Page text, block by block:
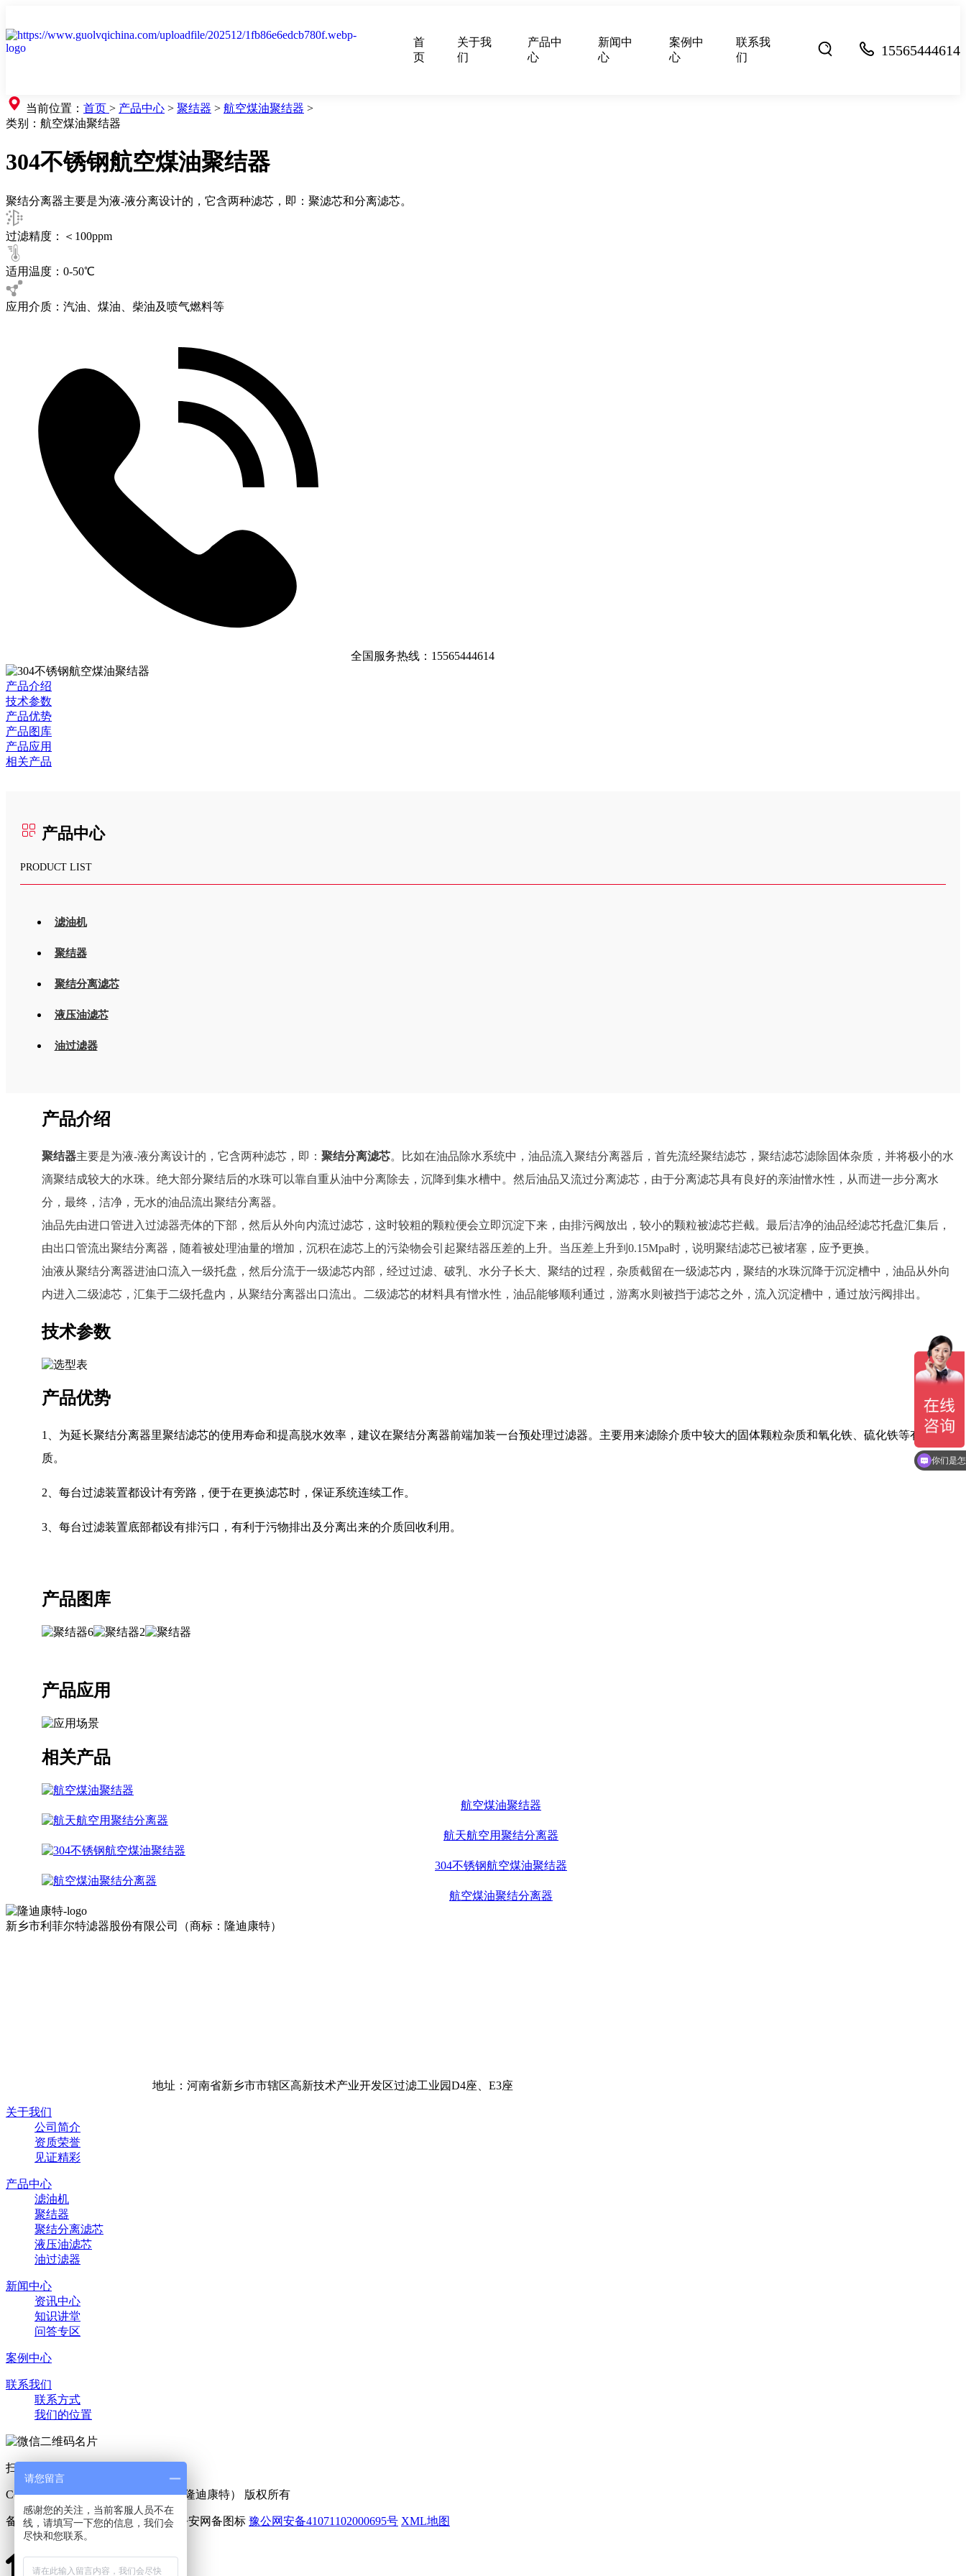
首
页
关于我
们
产品中
心
新闻中
心
案例中
心
联系我
们
15565444614
当前位置： 首页 > 产品中心 > 聚结器 > 航空煤油聚结器 >
类别： 航空煤油聚结器
304不锈钢航空煤油聚结器
聚结分离器主要是为液-液分离设计的，它含两种滤芯，即：聚滤芯和分离滤芯。
过滤精度：＜100ppm
适用温度：0-50℃
应用介质：汽油、煤油、柴油及喷气燃料等
全国服务热线： 15565444614
产品介绍
技术参数
产品优势
产品图库
产品应用
相关产品
产品中心
PRODUCT LIST
滤油机
聚结器
聚结分离滤芯
液压油滤芯
油过滤器
产品介绍
聚结器主要是为液-液分离设计的，它含两种滤芯，即： 聚结分离滤芯。比如在油品除水系统中，油品流入聚结分离器后，首先流经聚结滤芯，聚结滤芯滤除固体杂质，并将极小的水
滴聚结成较大的水珠。绝大部分聚结后的水珠可以靠自重从油中分离除去，沉降到集水槽中。然后油品又流过分离滤芯，由于分离滤芯具有良好的亲油憎水性，从而进一步分离水
分，最终，洁净，无水的油品流出聚结分离器。
油品先由进口管进入过滤器壳体的下部，然后从外向内流过滤芯，这时较粗的颗粒便会立即沉淀下来，由排污阀放出，较小的颗粒被滤芯拦截。最后洁净的油品经滤芯托盘汇集后，
由出口管流出聚结分离器，随着被处理油量的增加，沉积在滤芯上的污染物会引起聚结器压差的上升。当压差上升到0.15Mpa时，说明聚结滤芯已被堵塞，应予更换。
油液从聚结分离器进油口流入一级托盘，然后分流于一级滤芯内部，经过过滤、破乳、水分子长大、聚结的过程，杂质截留在一级滤芯内，聚结的水珠沉降于沉淀槽中，油品从外向
内进入二级滤芯，汇集于二级托盘内，从聚结分离器出口流出。二级滤芯的材料具有憎水性，油品能够顺利通过，游离水则被挡于滤芯之外，流入沉淀槽中，通过放污阀排出。
技术参数
产品优势
1、为延长聚结分离器里聚结滤芯的使用寿命和提高脱水效率，建议在聚结分离器前端加装一台预处理过滤器。主要用来滤除介质中较大的固体颗粒杂质和氧化铁、硫化铁等有害物
质。
2、每台过滤装置都设计有旁路，便于在更换滤芯时，保证系统连续工作。
3、每台过滤装置底部都设有排污口，有利于污物排出及分离出来的介质回收利用。
产品图库
产品应用
相关产品
航空煤油聚结器
航天航空用聚结分离器
304不锈钢航空煤油聚结器
航空煤油聚结分离器
新乡市利菲尔特滤器股份有限公司（商标：隆迪康特）
地址：河南省新乡市市辖区高新技术产业开发区过滤工业园D4座、E3座
关于我们
公司简介
资质荣誉
见证精彩
产品中心
滤油机
聚结器
聚结分离滤芯
液压油滤芯
油过滤器
新闻中心
资讯中心
知识讲堂
问答专区
案例中心
联系我们
联系方式
我们的位置
扫一扫 添加好友
Copyright © 2025 利菲尔特（商标：隆迪康特） 版权所有
备案号：豫ICP备11005909号-6 豫公网安备41071102000695号 XML地图
你们是
请您留言
感谢您的关注，当前客服人员不在
线，请填写一下您的信息，我们会
尽快和您联系。